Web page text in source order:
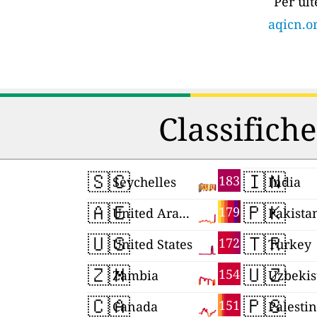
🇸🇨 183
Seychelles
🇦🇪 179
United Arab Emirates
🇺🇸 172
United States
🇿🇲 154
Zambia
🇨🇦 151
Canada
🇮🇳India
🇵🇰
🇹🇷Turkey
🇺🇿
🇵🇸